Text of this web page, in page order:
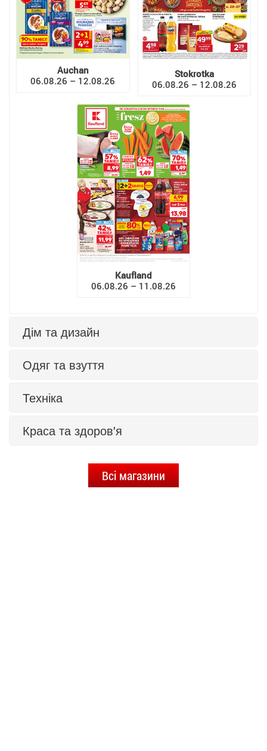
Auchan
06.08.26 – 12.08.26
Stokrotka
06.08.26 – 12.08.26
Kaufland
06.08.26 – 11.08.26
Дім та дизайн
Одяг та взуття
Техніка
Краса та здоров'я
Всі магазини